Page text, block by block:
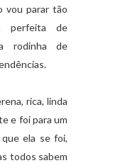
vou parar tão
perfeita de
rodinha de
rica, linda
e foi para um
ela se foi,
todos sabem